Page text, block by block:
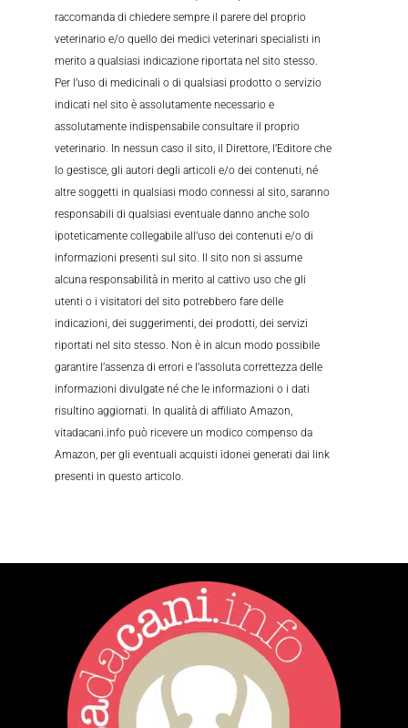
raccomanda di chiedere sempre il parere del proprio
veterinario e/o quello dei medici veterinari specialisti in
merito a qualsiasi indicazione riportata nel sito stesso.
Per l’uso di medicinali o di qualsiasi prodotto o servizio
indicati nel sito è assolutamente necessario e
assolutamente indispensabile consultare il proprio
veterinario. In nessun caso il sito, il Direttore, l’Editore che
lo gestisce, gli autori degli articoli e/o dei contenuti, né
altre soggetti in qualsiasi modo connessi al sito, saranno
responsabili di qualsiasi eventuale danno anche solo
ipoteticamente collegabile all’uso dei contenuti e/o di
informazioni presenti sul sito. Il sito non si assume
alcuna responsabilità in merito al cattivo uso che gli
utenti o i visitatori del sito potrebbero fare delle
indicazioni, dei suggerimenti, dei prodotti, dei servizi
riportati nel sito stesso. Non è in alcun modo possibile
garantire l’assenza di errori e l’assoluta correttezza delle
informazioni divulgate né che le informazioni o i dati
risultino aggiornati. In qualità di affiliato Amazon,
vitadacani.info può ricevere un modico compenso da
Amazon, per gli eventuali acquisti idonei generati dai link
presenti in questo articolo.